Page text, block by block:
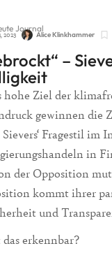
Journal
2023 Alice Klinkhammer
–
hohe Ziel der
gewinnen die
Fragestil im
in
der Opposition
kommt ihrer
und
erkennbar?